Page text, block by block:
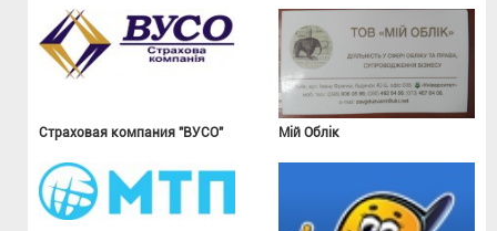
Страховая компания "ВУСО" Мій Облік